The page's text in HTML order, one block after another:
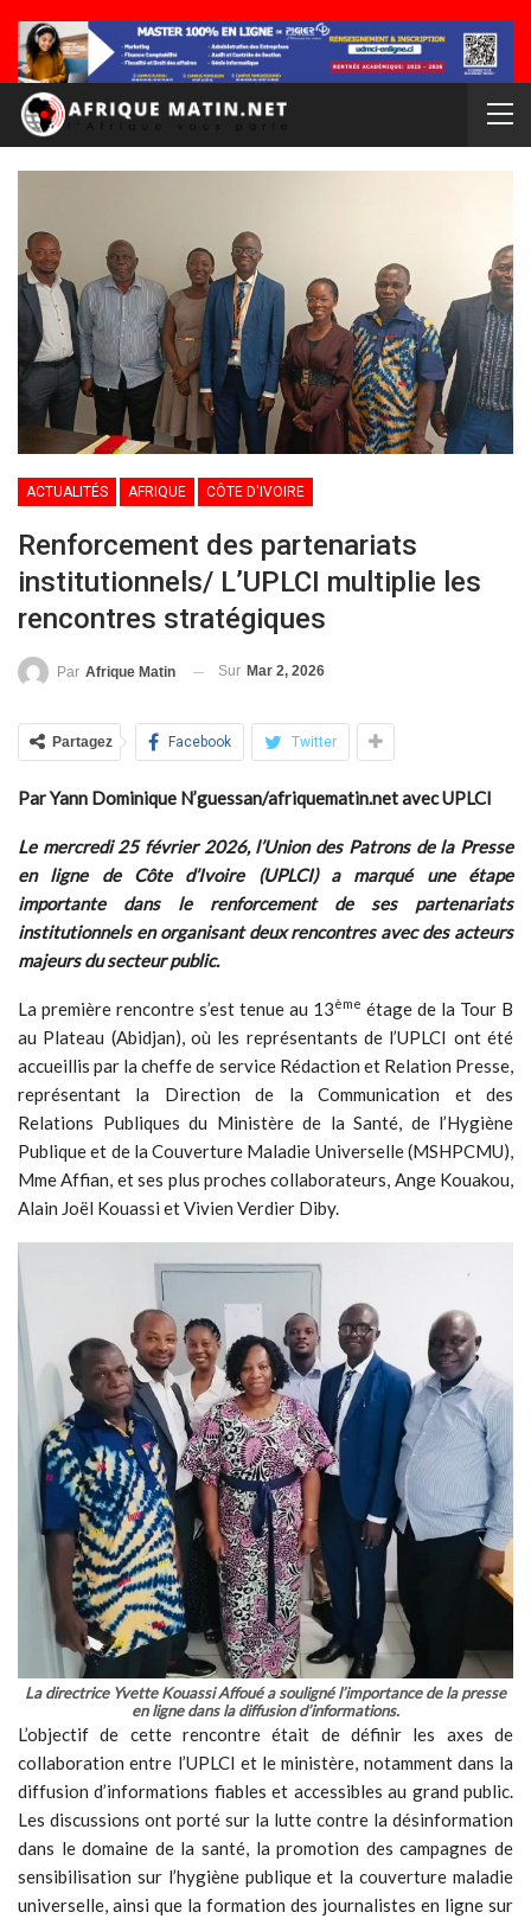
ACTUALITÉS AFRIQUE CÔTE D'IVOIRE
Renforcement des partenariats
institutionnels/ L’UPLCI multiplie les
rencontres stratégiques
Par Afrique Matin Sur Mar 2, 2026
Partagez Facebook Twitter
Par Yann Dominique N’guessan/afriquematin.net avec UPLCI
Le mercredi 25 février 2026, l’Union des Patrons de la Presse
en ligne de Côte d’Ivoire (UPLCI) a marqué une étape
importante dans le renforcement de ses partenariats
institutionnels en organisant deux rencontres avec des acteurs
majeurs du secteur public.
La première rencontre s’est tenue au 13ème étage de la Tour B
au Plateau (Abidjan), où les représentants de l’UPLCI ont été
accueillis par la cheffe de service Rédaction et Relation Presse,
représentant la Direction de la Communication et des
Relations Publiques du Ministère de la Santé, de l’Hygiène
Publique et de la Couverture Maladie Universelle (MSHPCMU),
Mme Affian, et ses plus proches collaborateurs, Ange Kouakou,
Alain Joël Kouassi et Vivien Verdier Diby.
La directrice Yvette Kouassi Affoué a souligné l’importance de la presse
en ligne dans la diffusion d’informations.
L’objectif de cette rencontre était de définir les axes de
collaboration entre l’UPLCI et le ministère, notamment dans la
diffusion d’informations fiables et accessibles au grand public.
Les discussions ont porté sur la lutte contre la désinformation
dans le domaine de la santé, la promotion des campagnes de
sensibilisation sur l’hygiène publique et la couverture maladie
universelle, ainsi que la formation des journalistes en ligne sur